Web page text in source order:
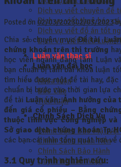
Dịch vụ viết chuyên đề
Dịch vụ viết thuê báo
Dịch vụ viết đồ án tốt
Dịch Vụ Viết Tiểu Luận
Luận văn thạc sĩ
Luận văn đại học
Khóa luận
Báo Cáo
Tiểu luận
Chính Sách Dịch Vụ
Chính Sách Bảo Mật Với
Chính Sách Hoàn Tiền
Chính Sách Bảo Hành
Quy Trình Làm Việc
Posted on 02/03/202302/03/2023
Chia sẻ chuyên mụcĐề tài
chứng khoán trên thị trường
học viên ngành đang làm Luận
bạn chuẩn bị làm bài khóa luận
tìm hiểu được một đề tài hay,
chuẩn bị bước vào thời gian lựa
đề tài Luận văn:Ảnh hưởng của
đến giá cổ phiếu – Bằng
thuộc lĩnh vực công nghiệp và
Sở giao dịch chứng khoán
các bạn cái nhìn tổng quát hơn về
3.1 Quy trình nghiên cứu: